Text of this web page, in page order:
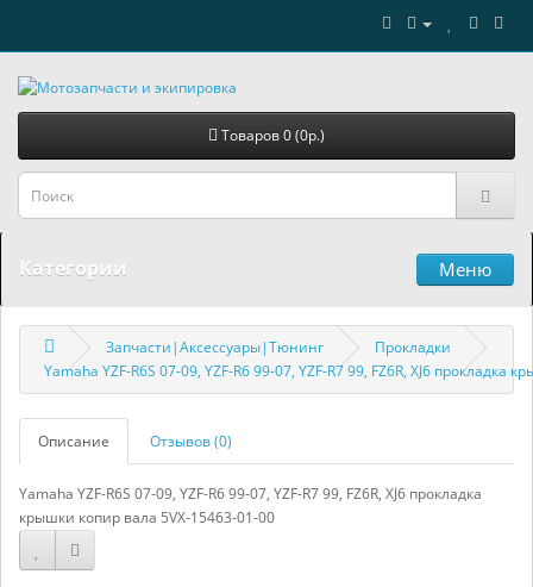
Товаров 0 (0р.)
Категории Меню
Запчасти|Аксессуары|Тюнинг
Прокладки
Yamaha YZF-R6S 07-09, YZF-R6 99-07, YZF-R7 99, FZ6R, XJ6 прокладка
Описание Отзывов (0)
Yamaha YZF-R6S 07-09, YZF-R6 99-07, YZF-R7 99, FZ6R, XJ6 прокладка
крышки копир вала 5VX-15463-01-00